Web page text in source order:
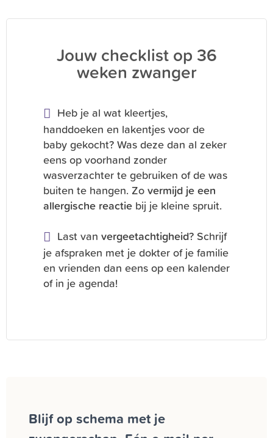
Jouw checklist op 36
weken zwanger
Heb je al wat kleertjes,
handdoeken en lakentjes voor de
baby gekocht? Was deze dan al zeker
eens op voorhand zonder
wasverzachter te gebruiken of de was
buiten te hangen. Zovermijd je een
allergische reactie bij je kleine spruit.
Last van vergeetachtigheid? Schrijf
je afspraken met je dokter of je familie
en vrienden dan eens op een kalender
of in je agenda!
Blijf op schema met je